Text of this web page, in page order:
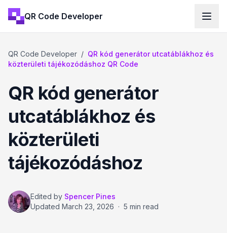
QR Code Developer
QR Code Developer / QR kód generátor utcatáblákhoz és
közterületi tájékozódáshoz QR Code
QR kód generátor
utcatáblákhoz és
közterületi
tájékozódáshoz
Edited by Spencer Pines
Updated March 23, 2026 · 5 min read